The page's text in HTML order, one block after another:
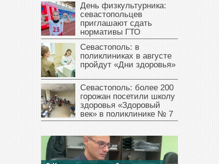
День физкультурника:
севастопольцев
приглашают сдать
нормативы ГТО
Севастополь: в
поликлиниках в августе
пройдут «Дни здоровья»
Севастополь: более 200
горожан посетили школу
здоровья «Здоровый
век» в поликлинике № 7